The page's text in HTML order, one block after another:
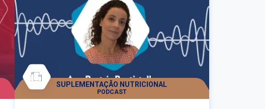
SUPLEMENTAÇÃO NUTRICIONAL
PODCAST